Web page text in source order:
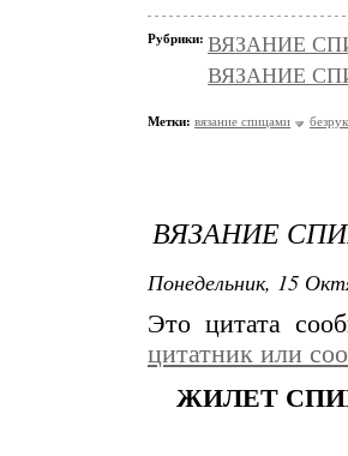
Рубрики: ВЯЗАНИЕ
ВЯЗАНИЕ
Метки: вязание спицами
ВЯЗАНИЕ
Понедельник, 15
Это цитата
цитатник или
ЖИЛЕТ